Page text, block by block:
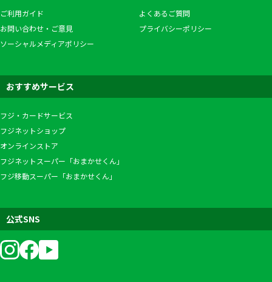
ご利用ガイド
よくあるご質問
お問い合わせ・ご意見
プライバシーポリシー
ソーシャルメディアポリシー
おすすめサービス
フジ・カードサービス
フジネットショップ
オンラインストア
フジネットスーパー「おまかせくん」
フジ移動スーパー「おまかせくん」
公式SNS